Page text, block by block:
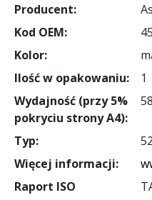
Producent:
Kod OEM:
Kolor:
Ilość w opakowaniu:
1
Wydajność (przy 5%
pokryciu strony A4):
Typ:
Więcej informacji:
Raport ISO